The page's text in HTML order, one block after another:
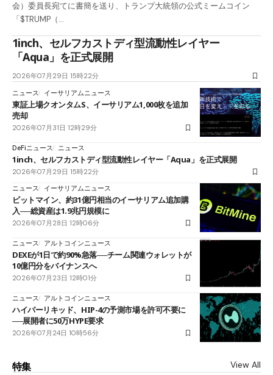
会）委員長宛てに書簡を送り、トランプ大統領の公式ミームコイン
「$TRUMP（…
1inch、セルフカストディ型流動性レイヤー
「Aqua」を正式展開
2026年07月29日 15時22分
ニュース
イーサリアムニュース
東証上場クオンタムS、イーサリアム1,000枚を追加
売却
2026年07月31日 12時29分
DeFiニュース ニュース
1inch、セルフカストディ型流動性レイヤー「Aqua」を正式展開
2026年07月29日 15時22分
ニュース
イーサリアムニュース
ビットマイン、約31億円相当のイーサリアム追加購
入──総資産は1.9兆円規模に
2026年07月28日 12時06分
ニュース アルトコインニュース
DEXEが1日で約90%急落──チーム関連ウォレットが
10億円分をバイナンスへ
2026年07月23日 12時01分
ニュース アルトコインニュース
ハイパーリキッド、HIP-4の予測市場を許可不要に
──展開者に50万HYPE要求
2026年07月24日 10時56分
特集 View All